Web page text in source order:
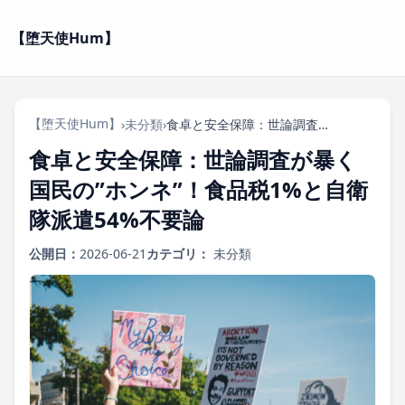
【堕天使Hum】
【堕天使Hum】 ›未分類› 食卓と安全保障：世論調査が暴く国民の”ホンネ”！食品税1%と自衛隊派遣54%不要論
食卓と安全保障：世論調査が暴く
国民の”ホンネ”！食品税1%と自衛
隊派遣54%不要論
公開日： 2026-06-21 カテゴリ： 未分類